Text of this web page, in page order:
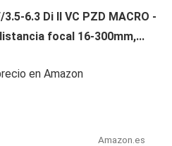
6.3 Di II VC PZD MACRO -
focal 16-300mm,...
en Amazon
Amazon.es